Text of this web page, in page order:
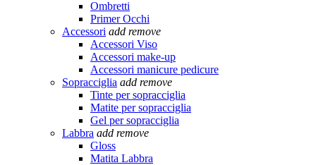
Ombretti
Primer Occhi
Accessori add remove
Accessori Viso
Accessori make-up
Accessori manicure pedicure
Sopracciglia add remove
Tinte per sopracciglia
Matite per sopracciglia
Gel per sopracciglia
Labbra add remove
Gloss
Matita Labbra